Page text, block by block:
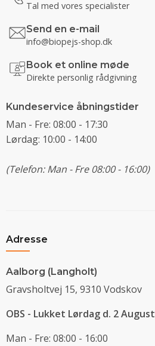
Tal med vores specialister
Send en e-mail
info@biopejs-shop.dk
Book et online møde
Direkte personlig rådgivning
Kundeservice åbningstider
Man - Fre: 08:00 - 17:30
Lørdag: 10:00 - 14:00
(Telefon: Man - Fre 08:00 - 16:00)
Adresse
Aalborg (Langholt)
Gravsholtvej 15, 9310 Vodskov
OBS - Lukket Lørdag d. 2 August
Man - Fre: 08:00 - 16:00